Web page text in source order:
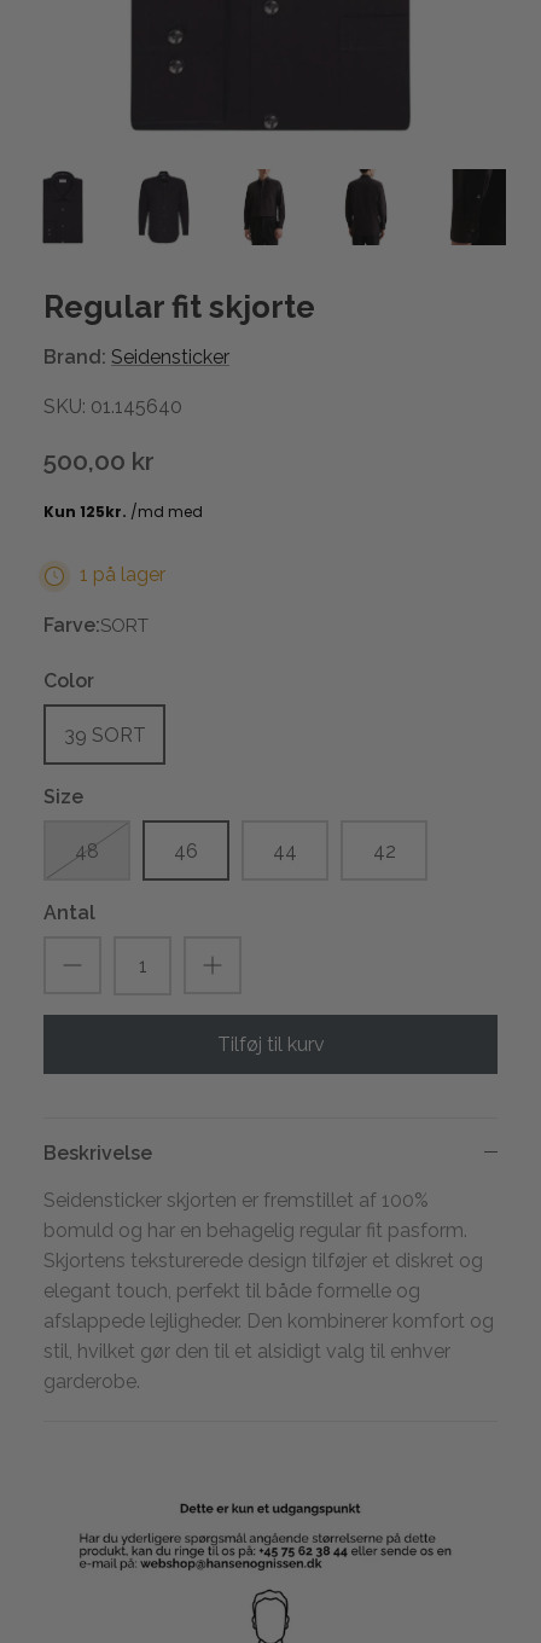
Regular fit skjorte
Brand: Seidensticker
SKU: 01.145640
500,00 kr
1 på lager
Farve:SORT
Color
39 SORT
Size
48 46 44 42
Antal
Tilføj til kurv
Beskrivelse
Seidensticker skjorten er fremstillet af 100%
bomuld og har en behagelig regular fit pasform.
Skjortens teksturerede design tilføjer et diskret og
elegant touch, perfekt til både formelle og
afslappede lejligheder. Den kombinerer komfort og
stil, hvilket gør den til et alsidigt valg til enhver
garderobe.